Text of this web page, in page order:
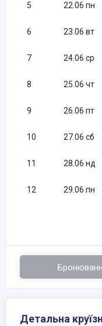
5 22.06 пн
6 23.06 вт
7 24.06 ср
8 25.06 чт
9 26.06 пт
10 27.06 сб
11 28.06 нд
12 29.06 пн
Детальна